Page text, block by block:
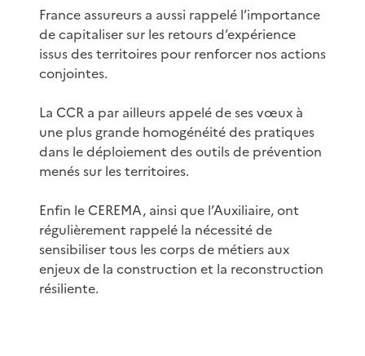
France assureurs a aussi rappelé l’importance
de capitaliser sur les retours d’expérience
issus des territoires pour renforcer nos actions
conjointes.
La CCR a par ailleurs appelé de ses vœux à
une plus grande homogénéité des pratiques
dans le déploiement des outils de prévention
menés sur les territoires.
Enfin le CEREMA, ainsi que l’Auxiliaire, ont
régulièrement rappelé la nécessité de
sensibiliser tous les corps de métiers aux
enjeux de la construction et la reconstruction
résiliente.